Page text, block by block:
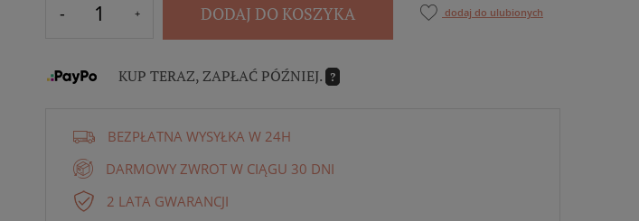
DODAJ DO KOSZYKA dodaj do ulubionych
KUP TERAZ, ZAPŁAĆ PÓŹNIEJ. ?
BEZPŁATNA WYSYŁKA W 24H
DARMOWY ZWROT W CIĄGU 30 DNI
2 LATA GWARANCJI